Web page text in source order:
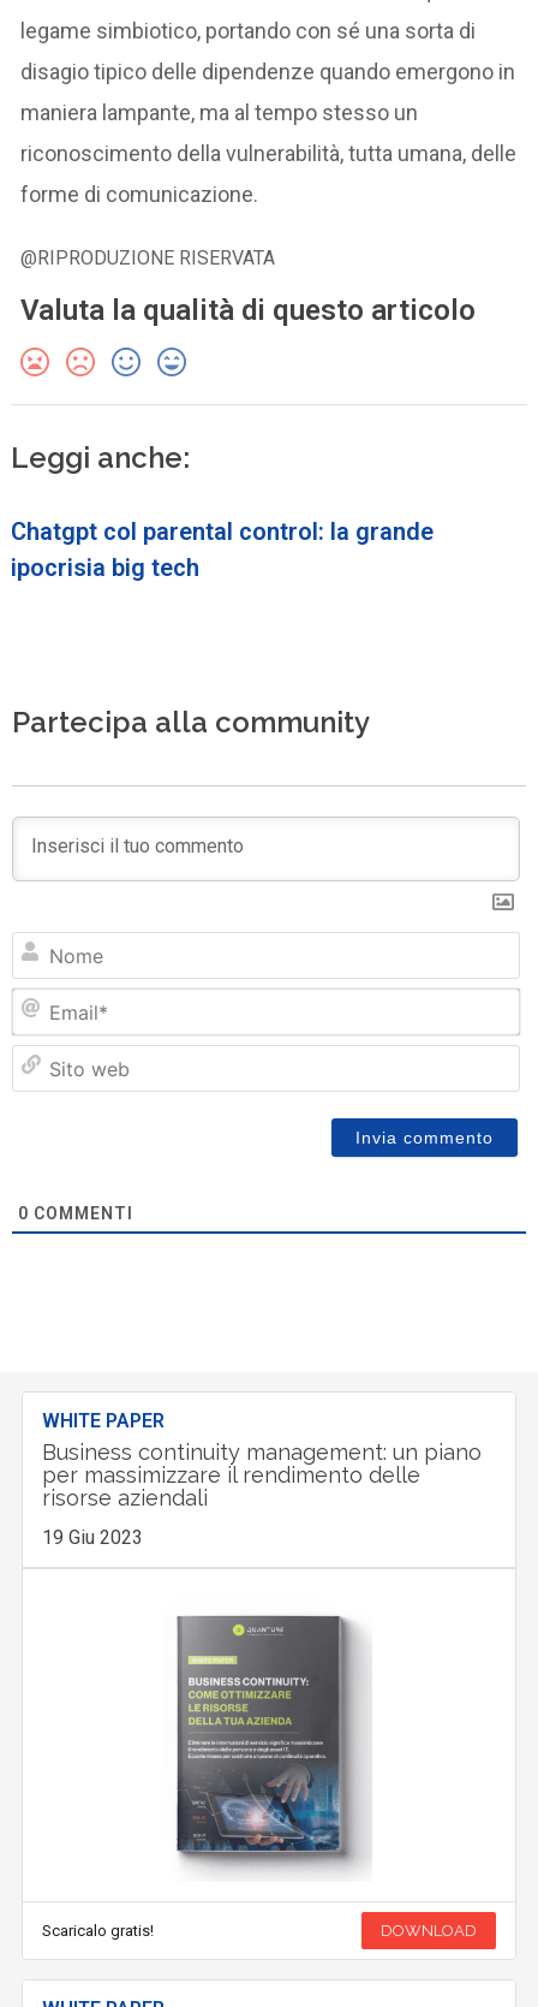
legame simbiotico, portando con sé una sorta di
disagio tipico delle dipendenze quando emergono in
maniera lampante, ma al tempo stesso un
riconoscimento della vulnerabilità, tutta umana, delle
forme di comunicazione.
@RIPRODUZIONE RISERVATA
Valuta la qualità di questo articolo
Leggi anche:
Chatgpt col parental control: la grande
ipocrisia big tech
Partecipa alla community
0 COMMENTI
WHITE PAPER
Business continuity management: un piano
per massimizzare il rendimento delle
risorse aziendali
19 Giu 2023
Scaricalo gratis! DOWNLOAD